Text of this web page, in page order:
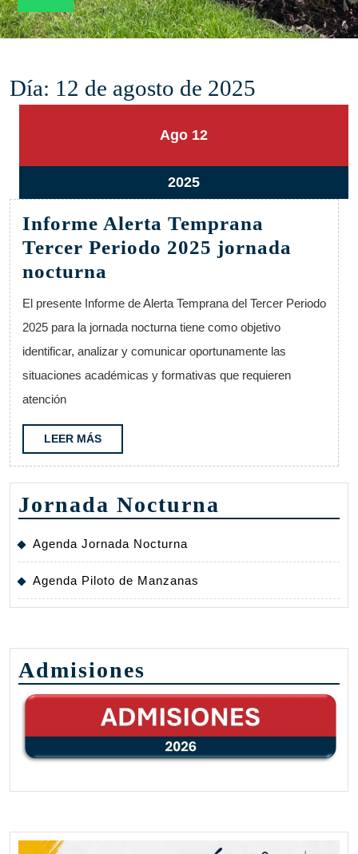
Día: 12 de agosto de 2025
Ago12
2025
12
202512
agosto,
2025
Informe Alerta Temprana
Tercer Periodo 2025 jornada
nocturna
Alerta
Temprana
Periodo
El presente Informe de Alerta Temprana del Tercer Periodo
2025 para la jornada nocturna tiene como objetivo
identificar, analizar y comunicar oportunamente las
situaciones académicas y formativas que requieren
atención
LEER MÁSLEER
MÁS
Jornada Nocturna
Agenda Jornada Nocturna
Agenda Piloto de Manzanas
Admisiones